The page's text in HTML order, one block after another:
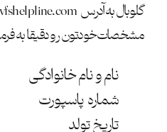
گلوبال به آدرس
مشخصات خودتون رو دقیقا به
نام و نام خانوادگی
شماره پاسپورت
تاریخ تولد